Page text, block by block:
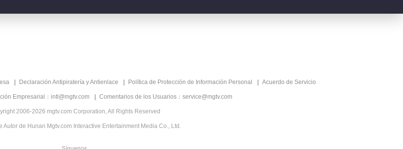
Declaración Antipiratería y Antienlace Política de Protección de Información Personal Acuerdo de Servicio
Empresarial：intl@mgtv.com Comentarios de los Usuarios：service@mgtv.com
2006-2026 mgtv.com Corporation, All Rights Reserved
Autor de Hunan Mgtv.com Interactive Entertainment Media Co., Ltd.